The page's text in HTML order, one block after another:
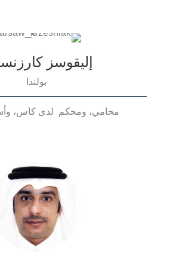
إليقوسز
بولندا
محامي، ومحكم لدى كاس،